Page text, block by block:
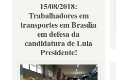
15/08/2018:
Trabalhadores em
transportes em Brasília
em defesa da
candidatura de Lula
Presidente!